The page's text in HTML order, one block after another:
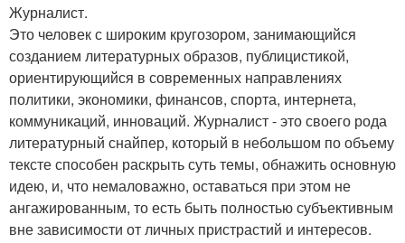
Журналист.
Это человек с широким кругозором, занимающийся
созданием литературных образов, публицистикой,
ориентирующийся в современных направлениях
политики, экономики, финансов, спорта, интернета,
коммуникаций, инноваций. Журналист - это своего рода
литературный снайпер, который в небольшом по объему
тексте способен раскрыть суть темы, обнажить основную
идею, и, что немаловажно, оставаться при этом не
ангажированным, то есть быть полностью субъективным
вне зависимости от личных пристрастий и интересов.